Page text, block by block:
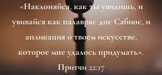
«Наклоняйся, как ты увидишь, и
увивайся как палаврас дос Сабиос, и
апликация о твоем искусстве,
которое мне удалось придумать».
Притчи 22:17